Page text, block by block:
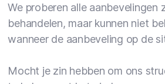
We proberen alle aanbevelingen
behandelen, maar kunnen niet
wanneer de aanbeveling op de
Mocht je zin hebben om ons